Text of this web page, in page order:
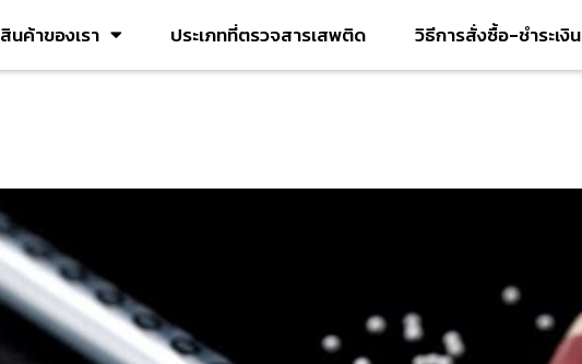
สินค้าของเรา ประเภทที่ตรวจสารเสพติด วิธีการสั่งซื้อ-ชำระเงิน